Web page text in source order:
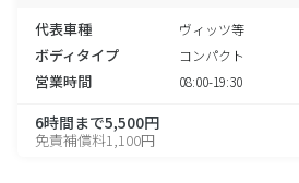
代表車種 ヴィッツ等
ボディタイプ コンパクト
営業時間 08:00-19:30
6時間まで5,500円
免責補償料1,100円